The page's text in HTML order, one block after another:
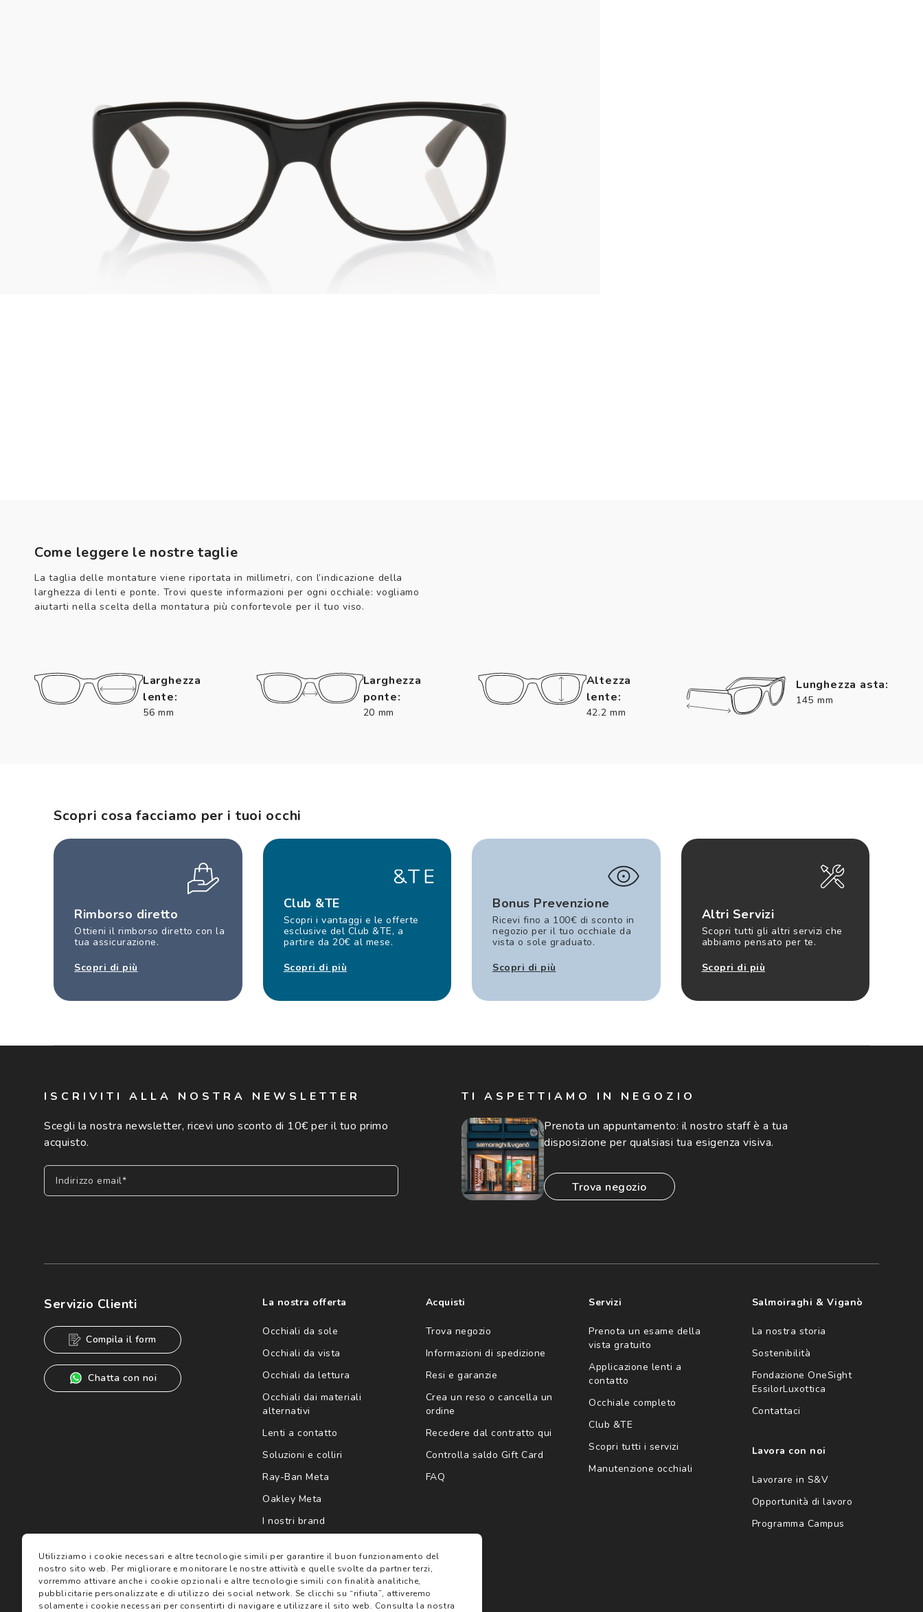
Come leggere le nostre taglie
La taglia delle montature viene riportata in millimetri, con l’indicazione della
larghezza di lenti e ponte. Trovi queste informazioni per ogni occhiale: vogliamo
aiutarti nella scelta della montatura più confortevole per il tuo viso.
Larghezza
lente:
56 mm
Larghezza
ponte:
20 mm
Altezza
lente:
42.2 mm
Lunghezza asta:
145 mm
Scopri cosa facciamo per i tuoi occhi
Rimborso diretto
Ottieni il rimborso diretto con la
tua assicurazione.
Scopri di più
Club &TE
Scopri i vantaggi e le offerte
esclusive del Club &TE, a
partire da 20€ al mese.
Scopri di più
Bonus Prevenzione
Ricevi fino a 100€ di sconto in
negozio per il tuo occhiale da
vista o sole graduato.
Scopri di più
Altri Servizi
Scopri tutti gli altri servizi che
abbiamo pensato per te.
Scopri di più
ISCRIVITI ALLA NOSTRA NEWSLETTER
Scegli la nostra newsletter, ricevi uno sconto di 10€ per il tuo primo
acquisto.
Indirizzo email*
speciali, novità ed altre comunicazioni di carattere pubblicitario (consultare
Informativa sulla privacy
per ulteriori informazioni).
TI ASPETTIAMO IN NEGOZIO
Prenota un appuntamento: il nostro staff è a tua
disposizione per qualsiasi tua esigenza visiva.
trova negozio
Servizio Clienti
Compila il form
Chatta con noi
La nostra offerta
Occhiali da sole
Occhiali da vista
Occhiali da lettura
Occhiali dai materiali
alternativi
Lenti a contatto
Soluzioni e colliri
Ray-Ban Meta
Oakley Meta
I nostri brand
Acquisti
Trova negozio
Informazioni di spedizione
Resi e garanzie
Crea un reso o cancella un
ordine
Recedere dal contratto qui
Controlla saldo Gift Card
FAQ
Servizi
Prenota un esame della
vista gratuito
Applicazione lenti a
contatto
Occhiale completo
Club &TE
Scopri tutti i servizi
Manutenzione occhiali
Salmoiraghi & Viganò
La nostra storia
Sostenibilità
Fondazione OneSight
EssilorLuxottica
Contattaci
Lavora con noi
Lavorare in S&V
Opportunità di lavoro
Programma Campus
Utilizziamo i cookie necessari e altre tecnologie simili per garantire il buon funzionamento del
nostro sito web. Per migliorare e monitorare le nostre attività e quelle svolte da partner terzi,
vorremmo attivare anche i cookie opzionali e altre tecnologie simili con finalità analitiche,
pubblicitarie personalizzate e di utilizzo dei social network. Se clicchi su “rifiuta”, attiveremo
solamente i cookie necessari per consentirti di navigare e utilizzare il sito web. Consulta la nostra